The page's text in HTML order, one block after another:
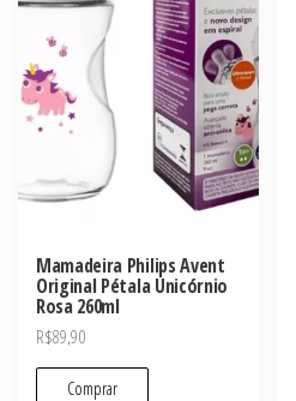
Mamadeira Philips Avent
Original Pétala Unicórnio
Rosa 260ml
R$89,90
Comprar